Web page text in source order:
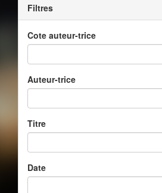
Filtres
Cote auteur-trice
Auteur-trice
Titre
Date